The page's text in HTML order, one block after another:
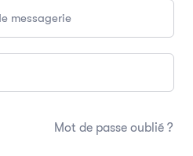
Mot de passe oublié ?